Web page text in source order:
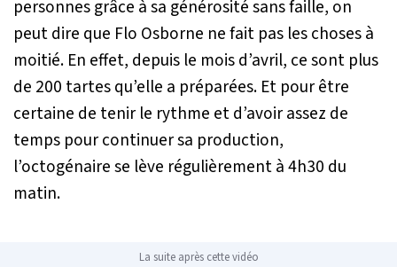
personnes grâce à sa générosité sans faille, on
peut dire que Flo Osborne ne fait pas les choses à
moitié. En effet, depuis le mois d’avril, ce sont plus
de 200 tartes qu’elle a préparées. Et pour être
certaine de tenir le rythme et d’avoir assez de
temps pour continuer sa production,
l’octogénaire se lève régulièrement à 4h30 du
matin.
La suite après cette vidéo